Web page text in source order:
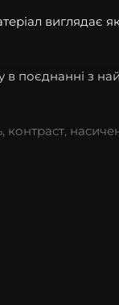
виглядає
в поєднанні з
спокійними